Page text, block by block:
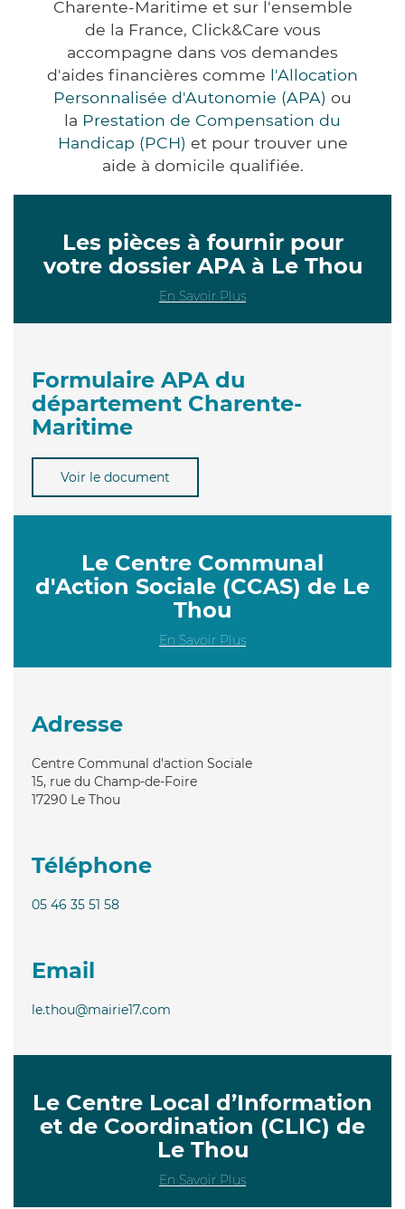
Charente-Maritime et sur l'ensemble
de la France, Click&Care vous
accompagne dans vos demandes
d'aides financières comme l'Allocation
Personnalisée d'Autonomie (APA) ou
la Prestation de Compensation du
Handicap (PCH) et pour trouver une
aide à domicile qualifiée.
Les pièces à fournir pour
votre dossier APA à Le Thou
En Savoir Plus
Formulaire APA du
département Charente-
Maritime
Voir le document
Le Centre Communal
d'Action Sociale (CCAS) de Le
Thou
En Savoir Plus
Adresse
Centre Communal d'action Sociale
15, rue du Champ-de-Foire
17290 Le Thou
Téléphone
05 46 35 51 58
Email
le.thou@mairie17.com
Le Centre Local d’Information
et de Coordination (CLIC) de
Le Thou
En Savoir Plus